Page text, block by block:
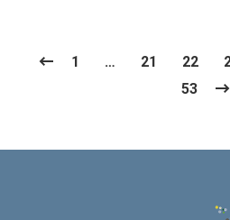
1 … 21 22
53